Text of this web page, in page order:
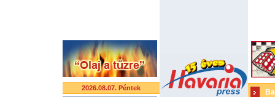
2026.08.07. Péntek